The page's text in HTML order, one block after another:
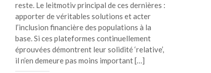
reste. Le leitmotiv principal de ces dernières :
apporter de véritables solutions et acter
l’inclusion financière des populations à la
base. Si ces plateformes continuellement
éprouvées démontrent leur solidité ‘relative’,
il n’en demeure pas moins important […]